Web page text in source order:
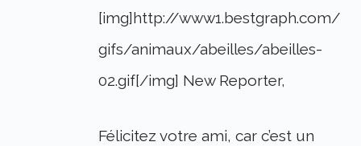
[img]http://www1.bestgraph.com/
gifs/animaux/abeilles/abeilles-
02.gif[/img] New Reporter,
Félicitez votre ami, car c’est un